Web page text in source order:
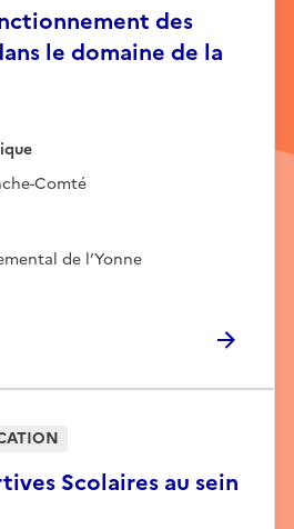
des
le domaine de la
Comté
de l’Yonne
Scolaires au sein